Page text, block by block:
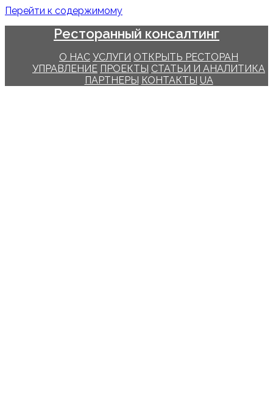
Перейти к содержимому
Ресторанный консалтинг
О НАС УСЛУГИ ОТКРЫТЬ РЕСТОРАН
УПРАВЛЕНИЕ ПРОЕКТЫ СТАТЬИ И АНАЛИТИКА
ПАРТНЕРЫ КОНТАКТЫ UA